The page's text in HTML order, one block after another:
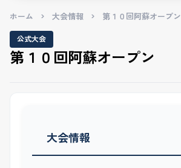
ホーム > 大会情報 > 第１０回阿蘇オープン
公式大会
第１０回阿蘇オープン
大会情報